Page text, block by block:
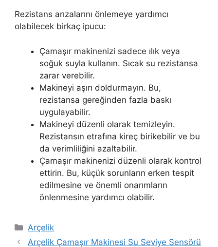
Rezistans arızalarını önlemeye yardımcı
olabilecek birkaç ipucu:
Çamaşır makinenizi sadece ılık veya
soğuk suyla kullanın. Sıcak su rezistansa
zarar verebilir.
Makineyi aşırı doldurmayın. Bu,
rezistansa gereğinden fazla baskı
uygulayabilir.
Makineyi düzenli olarak temizleyin.
Rezistansın etrafına kireç birikebilir ve bu
da verimliliğini azaltabilir.
Çamaşır makinenizi düzenli olarak kontrol
ettirin. Bu, küçük sorunların erken tespit
edilmesine ve önemli onarımların
önlenmesine yardımcı olabilir.
Kategoriler
Arçelik
Arçelik Çamaşır Makinesi Su Seviye Sensörü